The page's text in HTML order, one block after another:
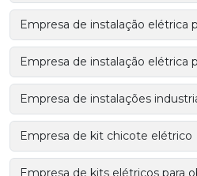
Empresa de instalação elétrica
Empresa de instalação elétrica
Empresa de instalações
Empresa de kit chicote elétrico
Empresa de kits elétricos para